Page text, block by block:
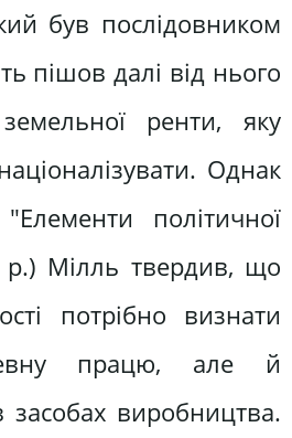
був послідовником
пішов далі від нього
ренти, яку
Однак
політичної
р.) Мілль твердив, що
потрібно визнати
працю, але й
виробництва.